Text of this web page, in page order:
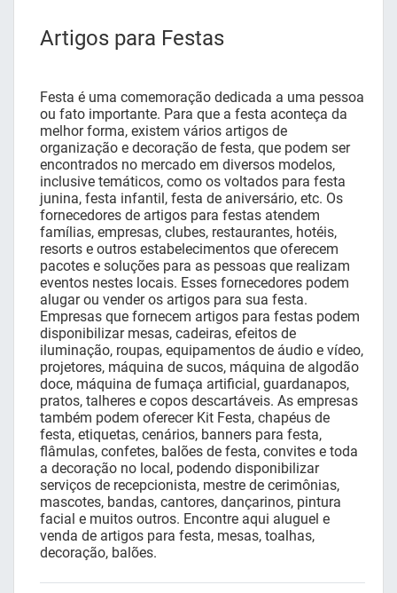
Artigos para Festas
Festa é uma comemoração dedicada a uma pessoa
ou fato importante. Para que a festa aconteça da
melhor forma, existem vários artigos de
organização e decoração de festa, que podem ser
encontrados no mercado em diversos modelos,
inclusive temáticos, como os voltados para festa
junina, festa infantil, festa de aniversário, etc. Os
fornecedores de artigos para festas atendem
famílias, empresas, clubes, restaurantes, hotéis,
resorts e outros estabelecimentos que oferecem
pacotes e soluções para as pessoas que realizam
eventos nestes locais. Esses fornecedores podem
alugar ou vender os artigos para sua festa.
Empresas que fornecem artigos para festas podem
disponibilizar mesas, cadeiras, efeitos de
iluminação, roupas, equipamentos de áudio e vídeo,
projetores, máquina de sucos, máquina de algodão
doce, máquina de fumaça artificial, guardanapos,
pratos, talheres e copos descartáveis. As empresas
também podem oferecer Kit Festa, chapéus de
festa, etiquetas, cenários, banners para festa,
flâmulas, confetes, balões de festa, convites e toda
a decoração no local, podendo disponibilizar
serviços de recepcionista, mestre de cerimônias,
mascotes, bandas, cantores, dançarinos, pintura
facial e muitos outros. Encontre aqui aluguel e
venda de artigos para festa, mesas, toalhas,
decoração, balões.